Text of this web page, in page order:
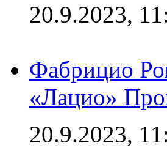
20.9.2023,
Фабрицио
«Лацио»
20.9.2023,